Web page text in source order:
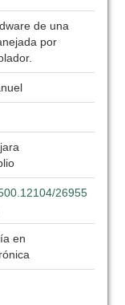
de una
por
26955
en